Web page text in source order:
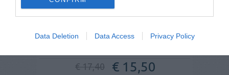
Data Deletion Data Access Privacy Policy
€ 17,40 € 15,50